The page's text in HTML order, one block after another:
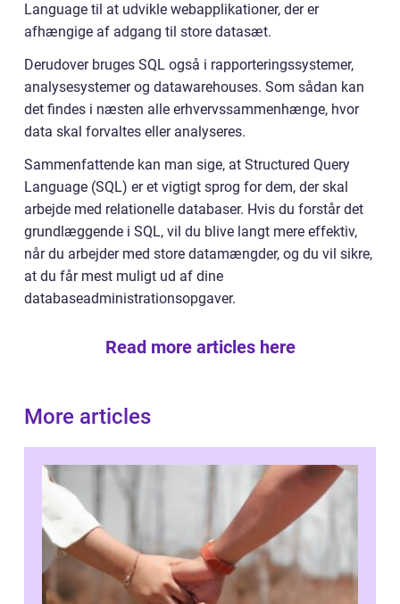
Language til at udvikle webapplikationer, der er
afhængige af adgang til store datasæt.
Derudover bruges SQL også i rapporteringssystemer,
analysesystemer og datawarehouses. Som sådan kan
det findes i næsten alle erhvervssammenhænge, hvor
data skal forvaltes eller analyseres.
Sammenfattende kan man sige, at Structured Query
Language (SQL) er et vigtigt sprog for dem, der skal
arbejde med relationelle databaser. Hvis du forstår det
grundlæggende i SQL, vil du blive langt mere effektiv,
når du arbejder med store datamængder, og du vil sikre,
at du får mest muligt ud af dine
databaseadministrationsopgaver.
Read more articles here
More articles